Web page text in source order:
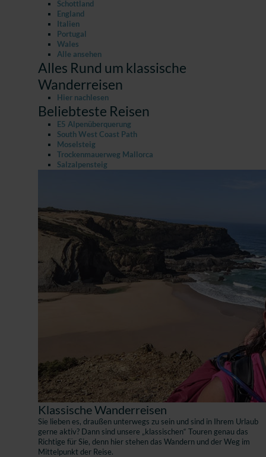
Schottland
England
Italien
Portugal
Wales
Alle ansehen
Alles Rund um klassische
Wanderreisen
Hier nachlesen
Beliebteste Reisen
E5 Alpenüberquerung
South West Coast Path
Moselsteig
Trockenmauerweg Mallorca
Salzalpensteig
Klassische Wanderreisen
Sie lieben es, draußen unterwegs zu sein und sind in Ihrem Urlaub
gerne aktiv? Dann sind unsere „klassischen“ Touren genau das
Richtige für Sie, denn hier stehen das Wandern und der Weg im
Mittelpunkt der Reise.